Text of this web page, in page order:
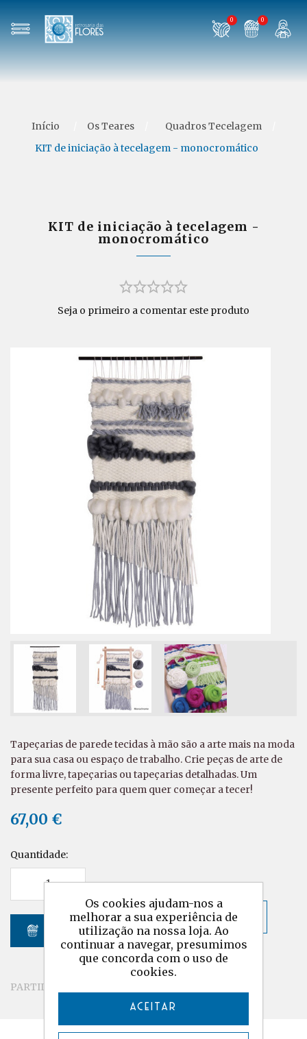
0 0
Início Os Teares Quadros Tecelagem
KIT de iniciação à tecelagem - monocromático
KIT de iniciação à tecelagem -
monocromático
Seja o primeiro a comentar este produto
Tapeçarias de parede tecidas à mão são a arte mais na moda
para sua casa ou espaço de trabalho. Crie peças de arte de
forma livre, tapeçarias ou tapeçarias detalhadas. Um
presente perfeito para quem quer começar a tecer!
67,00 €
Quantidade:
FABRICANTE:Ashford
PARTILHAR
Detalhes
Os cookies ajudam-nos a
melhorar a sua experiência de
utilização na nossa loja. Ao
continuar a navegar, presumimos
que concorda com o uso de
cookies.
ACEITAR